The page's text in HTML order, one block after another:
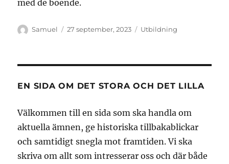
med de boende.
Författare
Samuel
Publicerat
27 september, 2023 Kategorier
Utbildning
EN SIDA OM DET STORA OCH DET LILLA
Välkommen till en sida som ska handla om
aktuella ämnen, ge historiska tillbakablickar
och samtidigt snegla mot framtiden. Vi ska
skriva om allt som intresserar oss och där både